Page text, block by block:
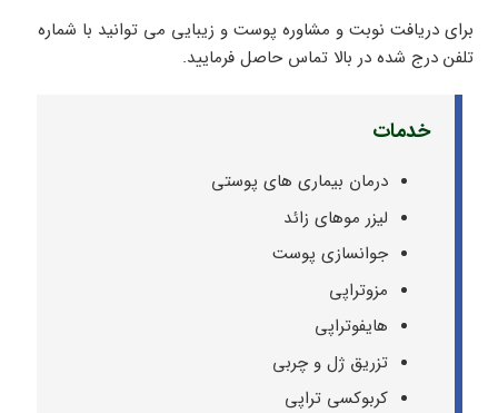
برای دریافت نوبت و مشاوره پوست و زیبایی می توانید با شماره
تلفن درج شده در بالا تماس حاصل فرمایید.
خدمات
درمان بیماری های پوستی
لیزر موهای زائد
جوانسازی پوست
مزوتراپی
هایفوتراپی
تزریق ژل و چربی
کربوکسی تراپی